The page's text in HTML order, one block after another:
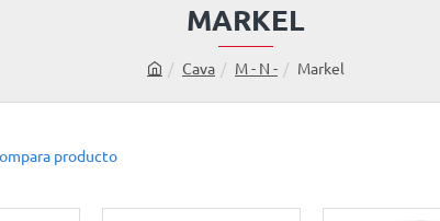
MARKEL
o
Cava M - N - Markel
producto